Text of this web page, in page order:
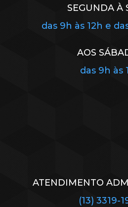
SEGUNDA À
das 9h às 12h e
AOS
das 9h às
ATENDIMENTO
(13) 3319-